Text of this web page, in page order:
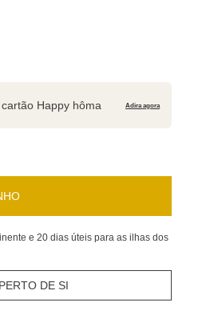
Happy hôma Adira agora
e 20 dias úteis para as ilhas dos
DE SI